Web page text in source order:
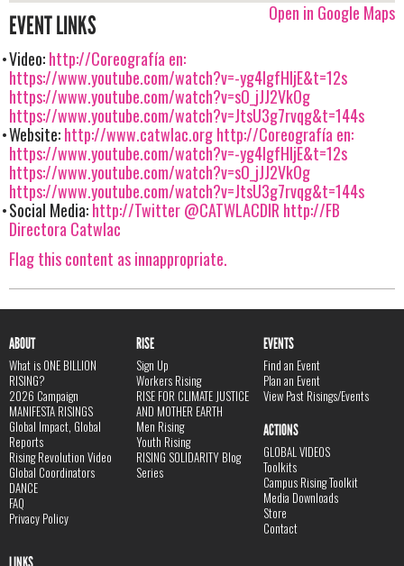
Open in Google Maps
EVENT LINKS
Video:http://Coreografía en:
https://www.youtube.com/watch?v=-yg4IgfHIjE&t=12s
https://www.youtube.com/watch?v=sO_jJJ2VkOg
https://www.youtube.com/watch?v=JtsU3g7rvqg&t=144s
Website:http://www.catwlac.orghttp://Coreografía en:
https://www.youtube.com/watch?v=-yg4IgfHIjE&t=12s
https://www.youtube.com/watch?v=sO_jJJ2VkOg
https://www.youtube.com/watch?v=JtsU3g7rvqg&t=144s
Social Media:http://Twitter @CATWLACDIR http://FB
Directora Catwlac
Flag this content as innappropriate.
ABOUT
What is ONE BILLION
RISING?
2026 Campaign
MANIFESTA RISINGS
Global Impact, Global
Reports
Rising Revolution Video
Global Coordinators
DANCE
FAQ
Privacy Policy
RISE
Sign Up
Workers Rising
RISE FOR CLIMATE JUSTICE
AND MOTHER EARTH
Men Rising
Youth Rising
RISING SOLIDARITY Blog
Series
EVENTS
Find an Event
Plan an Event
View Past Risings/Events
ACTIONS
GLOBAL VIDEOS
Toolkits
Campus Rising Toolkit
Media Downloads
Store
Contact